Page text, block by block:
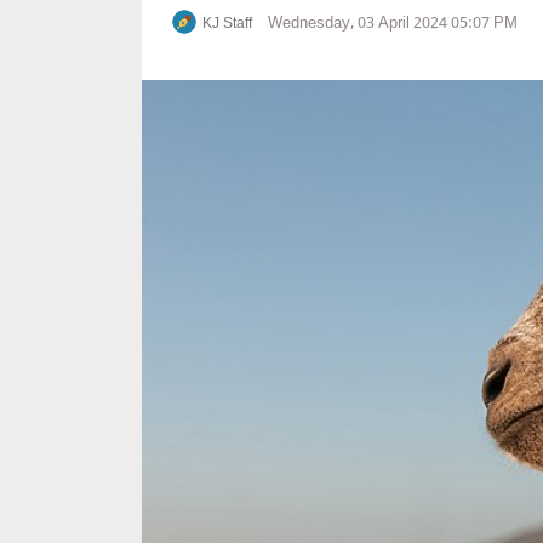
KJ Staff Wednesday, 03 April 2024 05:07 PM